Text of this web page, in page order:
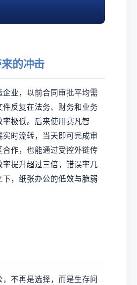
的冲击
企业，以前合同审批平均需
件反复在法务、财务和业务
极低。后来使用赛凡智
实时流转，当天即可完成审
合作，也能通过受控外链传
率提升超过三倍，错误率几
下，纸张办公的低效与脆弱
不再是选择，而是生存问